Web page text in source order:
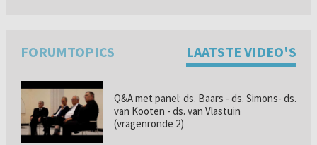
FORUMTOPICS LAATSTE VIDEO'S
Q&A met panel: ds. Baars - ds. Simons- ds.
van Kooten - ds. van Vlastuin
(vragenronde 2)